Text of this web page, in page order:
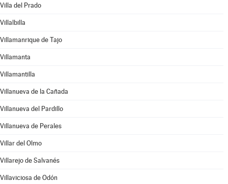
Villa del Prado
Villalbilla
Villamanrique de Tajo
Villamanta
Villamantilla
Villanueva de la Cañada
Villanueva del Pardillo
Villanueva de Perales
Villar del Olmo
Villarejo de Salvanés
Villaviciosa de Odón